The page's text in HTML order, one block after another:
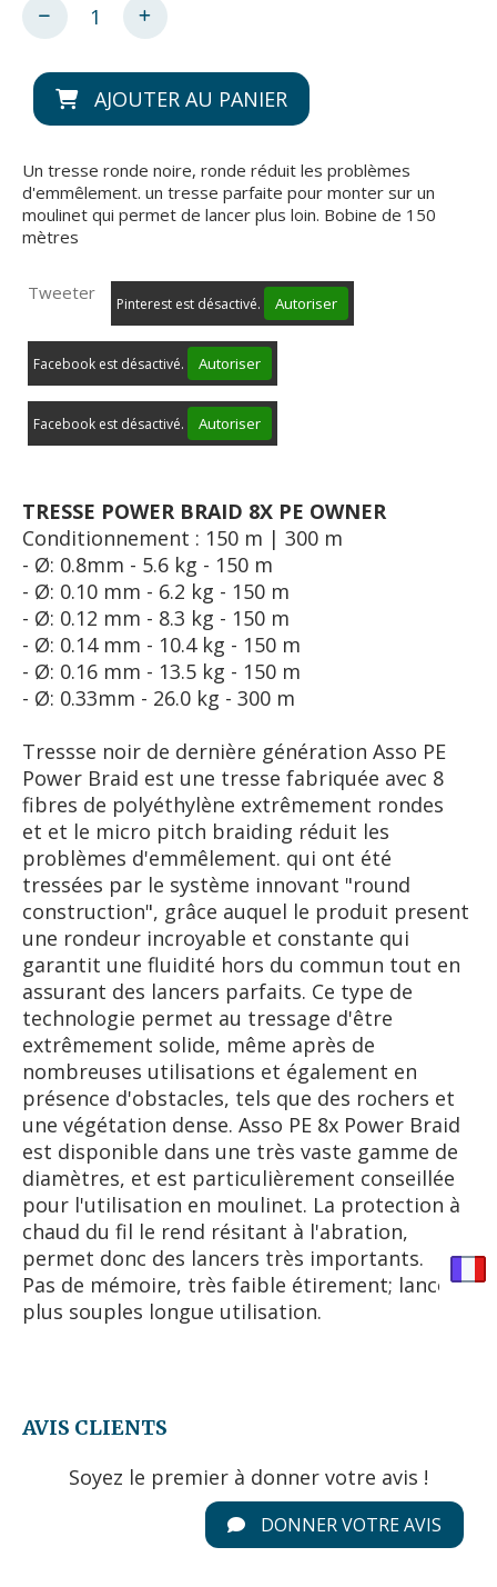
AJOUTER AU PANIER
Un tresse ronde noire, ronde réduit les problèmes
d'emmêlement. un tresse parfaite pour monter sur un
moulinet qui permet de lancer plus loin. Bobine de 150
mètres
Tweeter
Pinterest est désactivé. Autoriser
Facebook est désactivé. Autoriser
Facebook est désactivé. Autoriser
TRESSE POWER BRAID 8X PE OWNER
Conditionnement : 150 m | 300 m
- Ø: 0.8mm - 5.6 kg - 150 m
- Ø: 0.10 mm - 6.2 kg - 150 m
- Ø: 0.12 mm - 8.3 kg - 150 m
- Ø: 0.14 mm - 10.4 kg - 150 m
- Ø: 0.16 mm - 13.5 kg - 150 m
- Ø: 0.33mm - 26.0 kg - 300 m
Tressse noir de dernière génération Asso PE
Power Braid est une tresse fabriquée avec 8
fibres de polyéthylène extrêmement rondes
et et le micro pitch braiding réduit les
problèmes d'emmêlement. qui ont été
tressées par le système innovant "round
construction", grâce auquel le produit present
une rondeur incroyable et constante qui
garantit une fluidité hors du commun tout en
assurant des lancers parfaits. Ce type de
technologie permet au tressage d'être
extrêmement solide, même après de
nombreuses utilisations et également en
présence d'obstacles, tels que des rochers et
une végétation dense. Asso PE 8x Power Braid
est disponible dans une très vaste gamme de
diamètres, et est particulièrement conseillée
pour l'utilisation en moulinet. La protection à
chaud du fil le rend résitant à l'abration,
permet donc des lancers très importants.
Pas de mémoire, très faible étirement; lancers
plus souples longue utilisation.
AVIS CLIENTS
Soyez le premier à donner votre avis !
DONNER VOTRE AVIS